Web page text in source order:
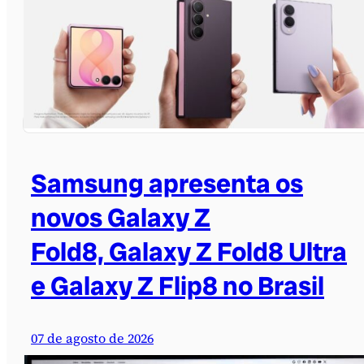
Samsung apresenta os
novos Galaxy Z
Fold8, Galaxy Z Fold8 Ultra
e Galaxy Z Flip8 no Brasil
07 de agosto de 2026